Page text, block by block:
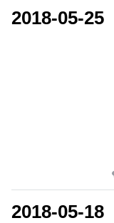
2018-05-25
2018-05-18